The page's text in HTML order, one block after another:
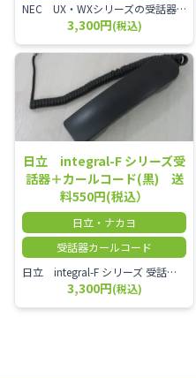
NEC UX・WXシリーズの受話器とカールコードセット／本商品は中古品となります。 写真では分かりにくいキズ・汚れなどの使用感があります。 経年変化で日焼けの色味が強くなる場合がございます。 予めご理解・ご了承頂きますようお願いいたします。
3,300円(税込)
日立 integral-F シリーズ受
話器＋カールコード(黒) 送
料550円(税込）
日立・ナカヨ
受話器カールコード
日立 integral-F シリーズ 受話器＋カールコード セット（白）／本商品は中古品となります。 写真では分かりにくいキズ・汚れなどの使用感があります。 経年変化で日焼けの色味が強くなる場合がございます。 予めご理解・ご了承頂きますようお願いいたします。
3,300円(税込)